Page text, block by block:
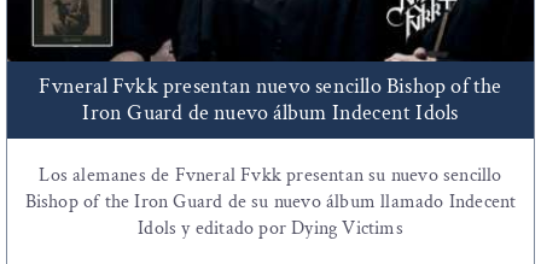
Fvneral Fvkk presentan nuevo sencillo Bishop of the
Iron Guard de nuevo álbum Indecent Idols
Los alemanes de Fvneral Fvkk presentan su nuevo sencillo
Bishop of the Iron Guard de su nuevo álbum llamado Indecent
Idols y editado por Dying Victims